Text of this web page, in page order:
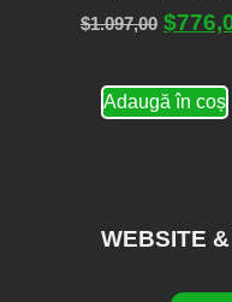
$1.097,00 $
Adaugă în coș
WEBSITE